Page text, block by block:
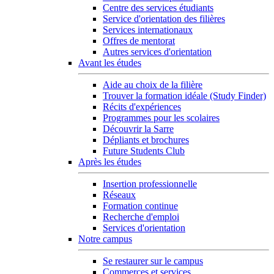
Centre des services étudiants
Service d'orientation des filières
Services internationaux
Offres de mentorat
Autres services d'orientation
Avant les études
Aide au choix de la filière
Trouver la formation idéale (Study Finder)
Récits d'expériences
Programmes pour les scolaires
Découvrir la Sarre
Dépliants et brochures
Future Students Club
Après les études
Insertion professionnelle
Réseaux
Formation continue
Recherche d'emploi
Services d'orientation
Notre campus
Se restaurer sur le campus
Commerces et services